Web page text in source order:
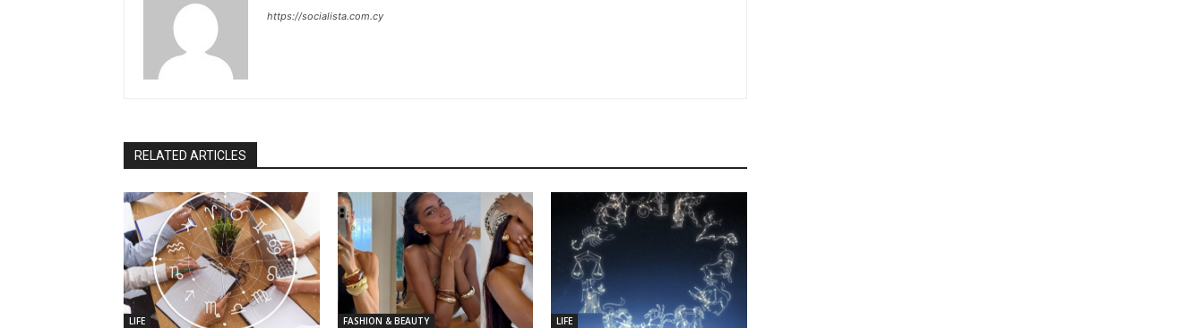
https://socialista.com.cy
RELATED ARTICLES
LIFE FASHION & BEAUTY LIFE